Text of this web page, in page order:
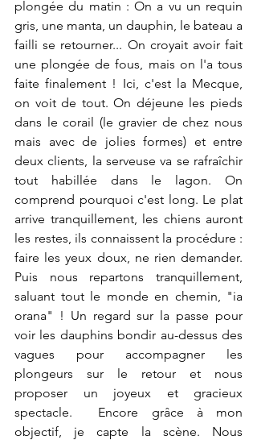
plongée du matin : On a vu un requin
gris, une manta, un dauphin, le bateau a
failli se retourner... On croyait avoir fait
une plongée de fous, mais on l'a tous
faite finalement ! Ici, c'est la Mecque,
on voit de tout. On déjeune les pieds
dans le corail (le gravier de chez nous
mais avec de jolies formes) et entre
deux clients, la serveuse va se rafraîchir
tout habillée dans le lagon. On
comprend pourquoi c'est long. Le plat
arrive tranquillement, les chiens auront
les restes, ils connaissent la procédure :
faire les yeux doux, ne rien demander.
Puis nous repartons tranquillement,
saluant tout le monde en chemin, "ia
orana" ! Un regard sur la passe pour
voir les dauphins bondir au-dessus des
vagues pour accompagner les
plongeurs sur le retour et nous
proposer un joyeux et gracieux
spectacle.  Encore grâce à mon
objectif, je capte la scène. Nous